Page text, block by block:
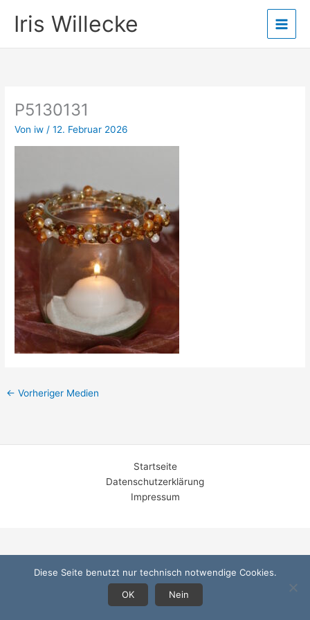
InhaltIris Willecke
P5130131
Von iw /12. Februar 2026
← Vorheriger Medien
Startseite
Datenschutzerklärung
Impressum
Diese Seite benutzt nur technisch notwendige Cookies.
OK
Nein